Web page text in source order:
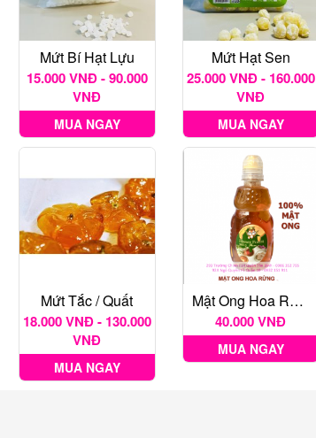
Mứt Bí Hạt Lựu
15.000 VNĐ - 90.000
VNĐ
MUA NGAY
Mứt Hạt Sen
25.000 VNĐ - 160.000
VNĐ
MUA NGAY
Mứt Tắc / Quất
18.000 VNĐ - 130.000
VNĐ
MUA NGAY
Mật Ong Hoa Rừng Eufood 360gr
40.000 VNĐ
MUA NGAY